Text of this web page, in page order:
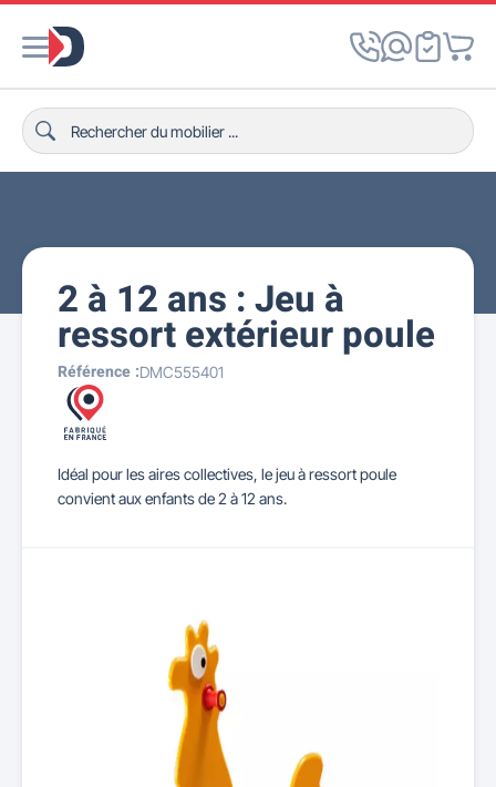
2 à 12 ans : Jeu à
ressort extérieur poule
Référence :DMC555401
Idéal pour les aires collectives, le jeu à ressort poule
convient aux enfants de 2 à 12 ans.